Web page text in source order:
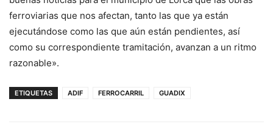
ferroviarias que nos afectan, tanto las que ya están
ejecutándose como las que aún están pendientes, así
como su correspondiente tramitación, avanzan a un ritmo
razonable».
ETIQUETAS ADIF FERROCARRIL GUADIX